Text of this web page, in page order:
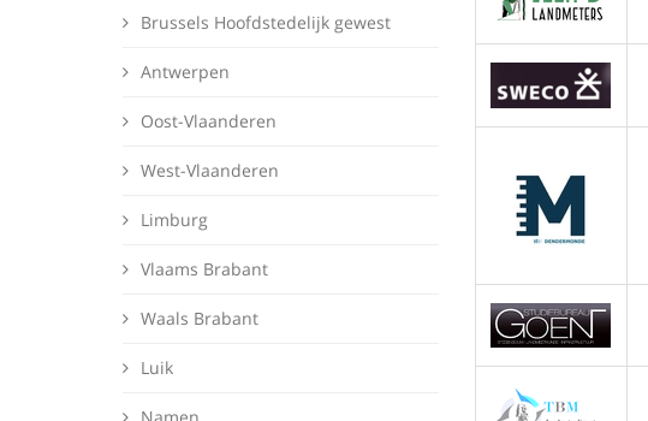
Brussels Hoofdstedelijk gewest
Antwerpen
Oost-Vlaanderen
West-Vlaanderen
Limburg
Vlaams Brabant
Waals Brabant
Luik